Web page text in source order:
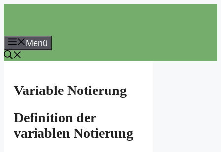
Menü
Variable Notierung
Definition der
variablen Notierung